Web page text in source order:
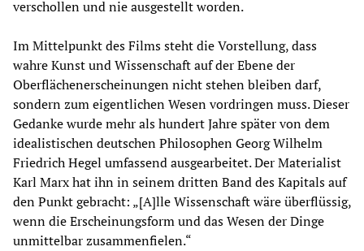
verschollen und nie ausgestellt worden.
Im Mittelpunkt des Films steht die Vorstellung, dass
wahre Kunst und Wissenschaft auf der Ebene der
Oberflächenerscheinungen nicht stehen bleiben darf,
sondern zum eigentlichen Wesen vordringen muss. Dieser
Gedanke wurde mehr als hundert Jahre später von dem
idealistischen deutschen Philosophen Georg Wilhelm
Friedrich Hegel umfassend ausgearbeitet. Der Materialist
Karl Marx hat ihn in seinem dritten Band des Kapitals auf
den Punkt gebracht: „[A]lle Wissenschaft wäre überflüssig,
wenn die Erscheinungsform und das Wesen der Dinge
unmittelbar zusammenfielen.“